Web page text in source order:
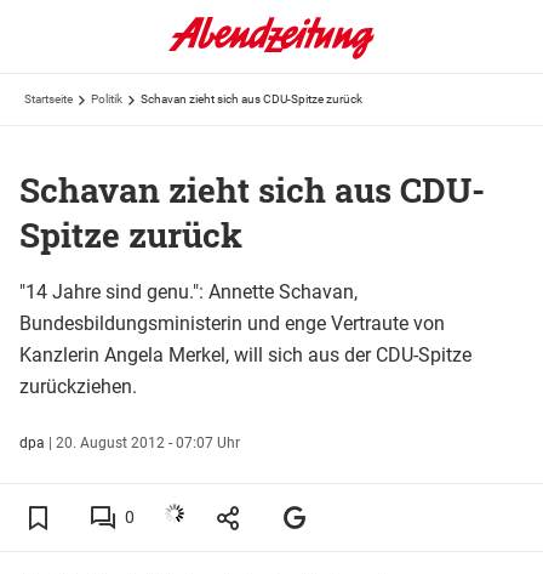
Startseite Politik Schavan zieht sich aus CDU-Spitze zurück
Schavan zieht sich aus CDU-
Spitze zurück
"14 Jahre sind genu.": Annette Schavan,
Bundesbildungsministerin und enge Vertraute von
Kanzlerin Angela Merkel, will sich aus der CDU-Spitze
zurückziehen.
dpa | 20. August 2012 - 07:07 Uhr
0